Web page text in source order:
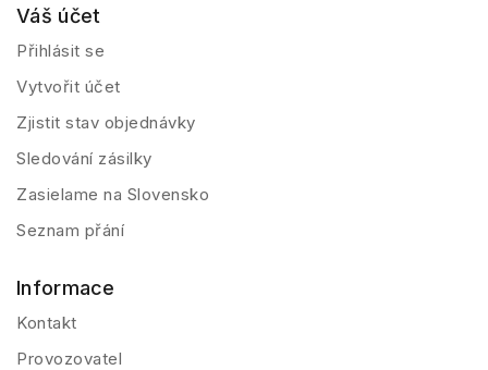
Váš účet
Přihlásit se
Vytvořit účet
Zjistit stav objednávky
Sledování zásilky
Zasielame na Slovensko
Seznam přání
Informace
Kontakt
Provozovatel